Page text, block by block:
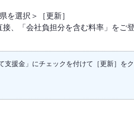
を選択＞［更新］
、「会社負担分を含む料率」をご
支援金」にチェックを付けて［更新］を